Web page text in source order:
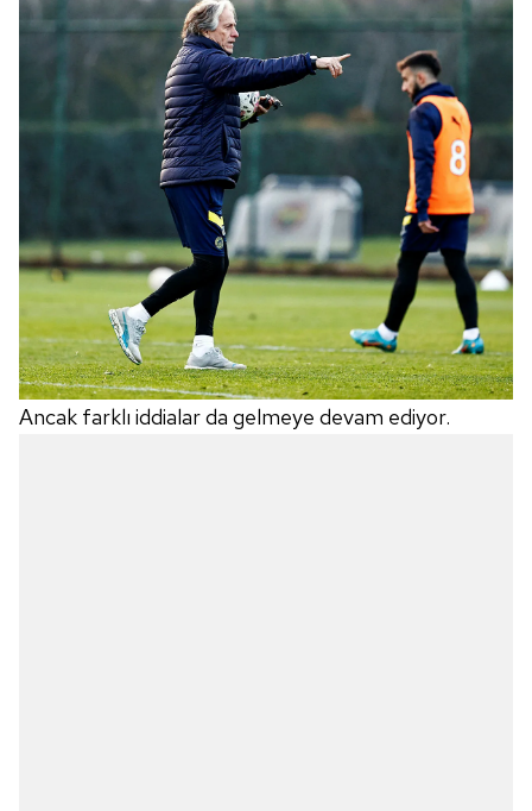
Ancak farklı iddialar da gelmeye devam ediyor.